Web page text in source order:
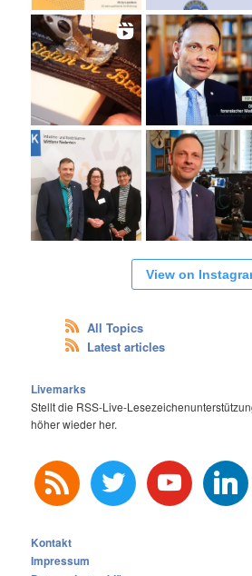
View on
All Topics
Latest articles
Livemarks
Stellt die RSS-Live-
höher wieder her.
rss twitter youtube linkedin
Kontakt
Impressum